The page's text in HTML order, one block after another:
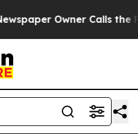
Owner Calls the